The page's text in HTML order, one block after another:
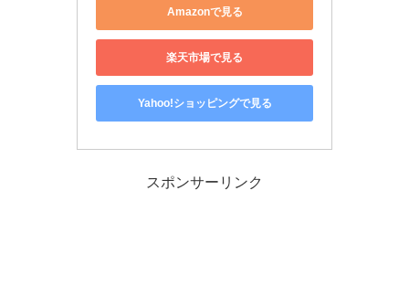
Amazonで見る
楽天市場で見る
Yahoo!ショッピングで見る
スポンサーリンク